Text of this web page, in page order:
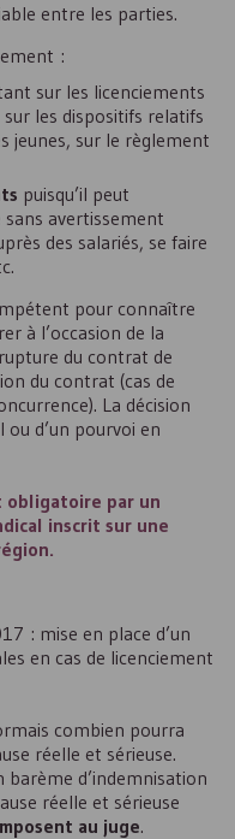
entre les parties.
:
sur les licenciements
les dispositifs relatifs
jeunes, sur le règlement
puisqu’il peut
avertissement
des salariés, se faire
pour connaître
à l’occasion de la
du contrat de
du contrat (cas de
La décision
ou d’un pourvoi en
obligatoire par un
inscrit sur une
: mise en place d’un
en cas de licenciement
combien pourra
réelle et sérieuse.
barème d’indemnisation
réelle et sérieuse
au juge.